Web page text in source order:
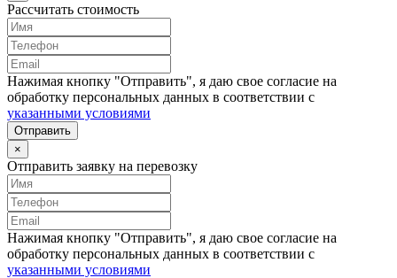
Рассчитать стоимость
Нажимая кнопку "Отправить", я даю свое согласие на
обработку персональных данных в соответствии с
указанными условиями
Отправить
×
Отправить заявку на перевозку
Нажимая кнопку "Отправить", я даю свое согласие на
обработку персональных данных в соответствии с
указанными условиями